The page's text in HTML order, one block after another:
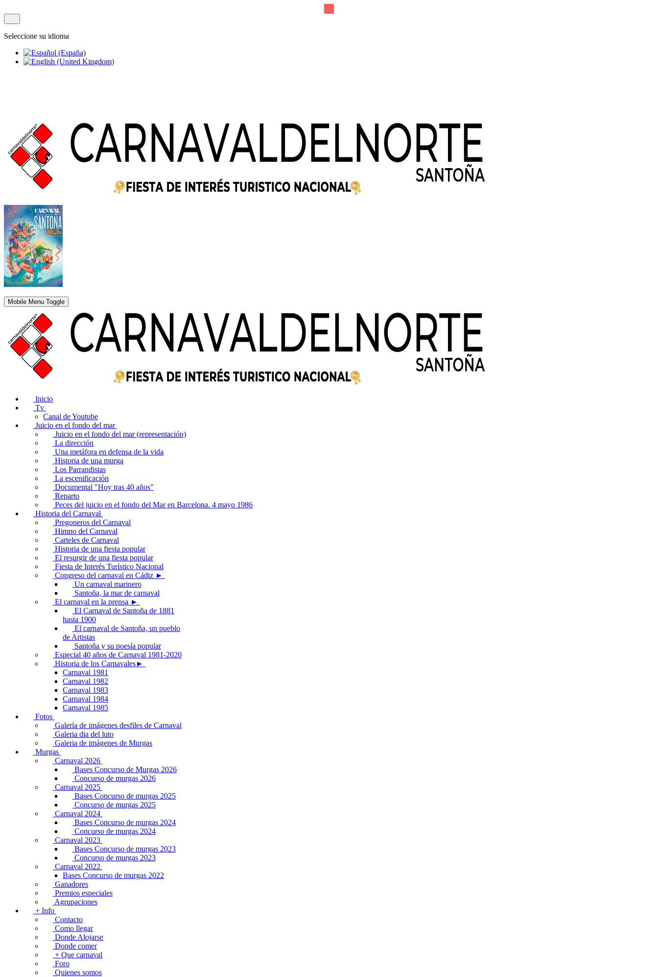
Seleccione su idioma
Mobile Menu Toggle
Inicio
Tv
Canal de Youtube
Juicio en el fondo del mar
Juicio en el fondo del mar (representación)
La dirección
Una metáfora en defensa de la vida
Historia de una murga
Los Parrandistas
La escenificación
Documental "Hoy tras 40 años"
Reparto
Peces del juicio en el fondo del Mar en Barcelona. 4 mayo 1986
Historia del Carnaval
Pregoneros del Carnaval
Himno del Carnaval
Carteles de Carnaval
Historia de una fiesta popular
El resurgir de una fiesta popular
Fiesta de Interés Turístico Nacional
Congreso del carnaval en Cádiz ►
Un carnaval marinero
Santoña, la mar de carnaval
El carnaval en la prensa ►
El Carnaval de Santoña de 1881
hasta 1900
El carnaval de Santoña, un pueblo
de Artistas
Santoña y su poesía popular
Especial 40 años de Carnaval 1981-2020
Historia de los Carnavales►
Carnaval 1981
Carnaval 1982
Carnaval 1983
Carnaval 1984
Carnaval 1985
Fotos
Galería de imágenes desfiles de Carnaval
Galeria dia del luto
Galeria de imágenes de Murgas
Murgas
Carnaval 2026
Bases Concurso de Murgas 2026
Concurso de murgas 2026
Carnaval 2025
Bases Concurso de murgas 2025
Concurso de murgas 2025
Carnaval 2024
Bases Concurso de murgas 2024
Concurso de murgas 2024
Carnaval 2023
Bases Concurso de murgas 2023
Concurso de murgas 2023
Carnaval 2022
Bases Concurso de murgas 2022
Ganadores
Premios especiales
Agrupaciones
+ Info
Contacto
Como llegar
Donde Alojarse
Donde comer
+ Que carnaval
Foro
Quienes somos